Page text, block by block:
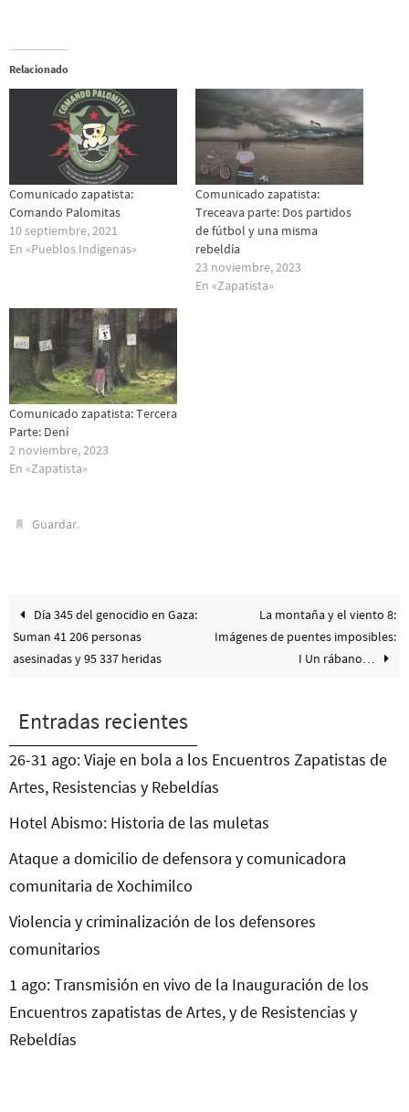
Relacionado
Comunicado zapatista:
Comando Palomitas
10 septiembre, 2021
En «Pueblos Indí­genas»
Comunicado zapatista:
Treceava parte: Dos partidos
de fútbol y una misma
rebeldía
23 noviembre, 2023
En «Zapatista»
Comunicado zapatista: Tercera
Parte: Dení
2 noviembre, 2023
En «Zapatista»
Guardar.
Día 345 del genocidio en Gaza:
Suman 41 206 personas
asesinadas y 95 337 heridas
La montaña y el viento 8:
Imágenes de puentes imposibles:
I Un rábano…
Entradas recientes
26-31 ago: Viaje en bola a los Encuentros Zapatistas de
Artes, Resistencias y Rebeldías
Hotel Abismo: Historia de las muletas
Ataque a domicilio de defensora y comunicadora
comunitaria de Xochimilco
Violencia y criminalización de los defensores
comunitarios
1 ago: Transmisión en vivo de la Inauguración de los
Encuentros zapatistas de Artes, y de Resistencias y
Rebeldías